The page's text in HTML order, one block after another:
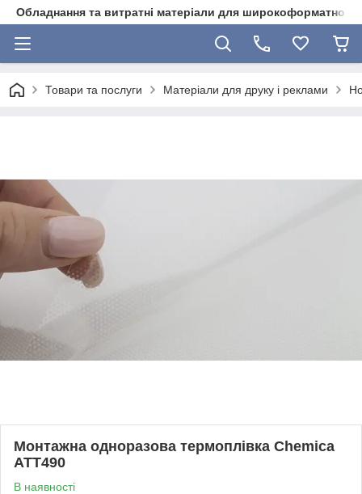
Обладнання та витратні матеріали для широкоформатного
Товари та послуги Матеріали для друку і реклами
Монтажна одноразова термоплівка Chemica
ATT490
В наявності